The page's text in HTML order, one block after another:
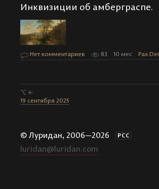
Инквизиции об амберграспе.
Нет комментариев 83 10 мес Pax Dei
⌥ ←
19 сентября 2025
© Луридан, 2006—2026 РСС
luridan@luridan.com